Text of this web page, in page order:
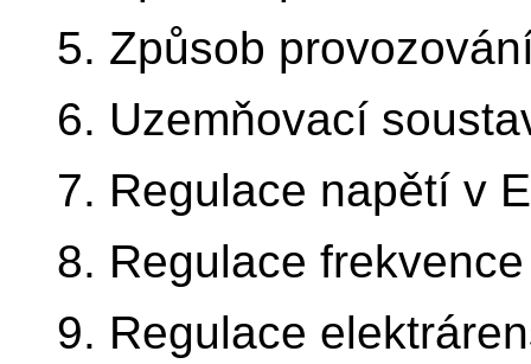
5. Způsob
6. Uzemňovací
7. Regulace napětí v
8. Regulace
9. Regulace